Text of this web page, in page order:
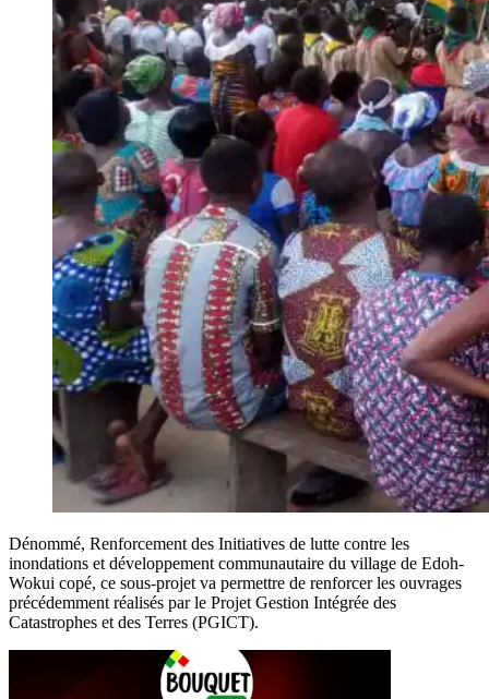
Dénommé, Renforcement des Initiatives de lutte contre les
inondations et développement communautaire du village de Edoh-
Wokui copé, ce sous-projet va permettre de renforcer les ouvrages
précédemment réalisés par le Projet Gestion Intégrée des
Catastrophes et des Terres (PGICT).